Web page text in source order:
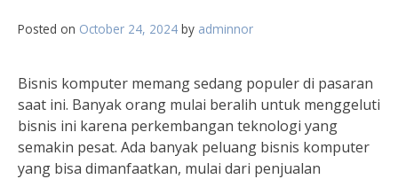
Posted on October 24, 2024 by adminnor
Bisnis komputer memang sedang populer di pasaran
saat ini. Banyak orang mulai beralih untuk menggeluti
bisnis ini karena perkembangan teknologi yang
semakin pesat. Ada banyak peluang bisnis komputer
yang bisa dimanfaatkan, mulai dari penjualan